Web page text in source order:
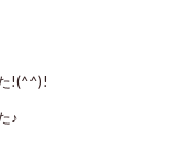
!(^^)!
♪